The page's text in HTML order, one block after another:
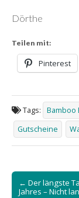
Dörthe
Teilen mit:
Pinterest
Tags: Bamboo
Gutscheine
Post
navigation
← Der längste
Jahres – Nicht